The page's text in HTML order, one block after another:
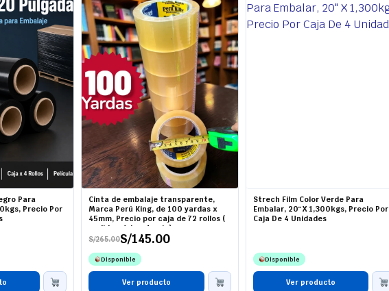
Para
Precio Por
Cinta de embalaje transparente,
Marca Perú King, de 100 yardas x
45mm, Precio por caja de 72 rollos (
pedido mínimo 1 caja)
S/265.00
El
precio
original
era:
S/265.00.
S/145.00
El
precio
actual
es:
S/145.00.
Disponible
Ver producto
Strech Film Color Verde Para
Embalar, 20" X 1,300kgs, Precio Por
Caja De 4 Unidades
Disponible
Ver producto